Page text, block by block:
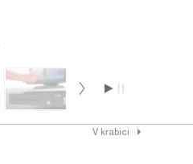
V krabici